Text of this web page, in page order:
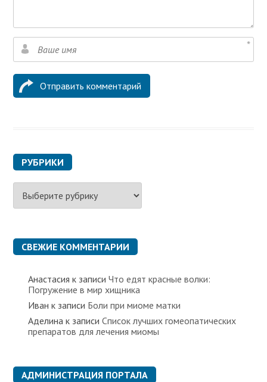
РУБРИКИ
Р
б
к
и СВЕЖИЕ КОММЕНТАРИИ
Анастасия к записиЧто едят красные волки:
Погружение в мир хищника
Иван к записи Боли при миоме матки
Аделина к записиСписок лучших гомеопатических
препаратов для лечения миомы
АДМИНИСТРАЦИЯ ПОРТАЛА